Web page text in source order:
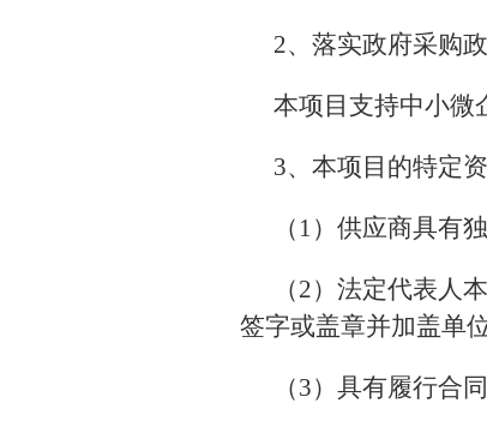
2、落实政府采购
本项目支持中小微
3、本项目的特定
（1）供应商具有
（2）法定代表人
签字或盖章并加盖单
（3）具有履行合